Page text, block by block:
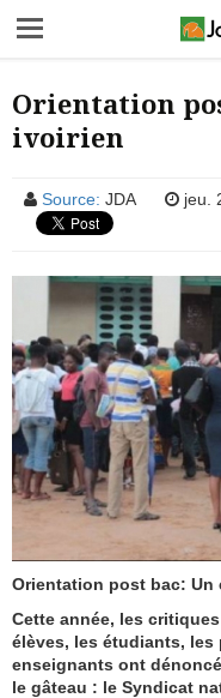
Orientation
ivoirien
Source: JDA jeu.
Orientation post bac: Un
Cette année, les
élèves, les étudiants, les
enseignants ont
le gâteau : le Syndicat